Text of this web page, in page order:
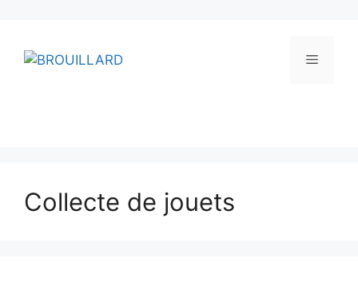
contenu
Menu
Collecte de jouets